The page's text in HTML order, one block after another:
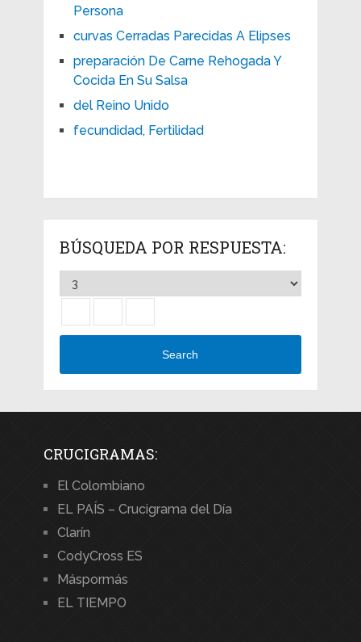
Persona
curvas Cerradas Parecidas A Elipses
preparación De Carne Rehogada Y
Cocida En Su Salsa
del Reino Unido
fecundidad, Fertilidad
BÚSQUEDA POR RESPUESTA:
Search
CRUCIGRAMAS:
El Colombiano
EL PAÍS – Crucigrama del Día
Clarín
CodyCross ES
Máspormás
EL TIEMPO